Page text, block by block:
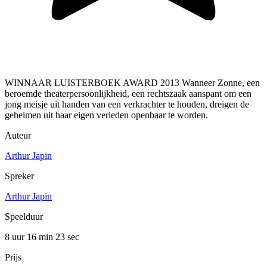
WINNAAR LUISTERBOEK AWARD 2013 Wanneer Zonne, een
beroemde theaterpersoonlijkheid, een rechtszaak aanspant om een
jong meisje uit handen van een verkrachter te houden, dreigen de
geheimen uit haar eigen verleden openbaar te worden.
Auteur
Arthur Japin
Spreker
Arthur Japin
Speelduur
8 uur 16 min 23 sec
Prijs